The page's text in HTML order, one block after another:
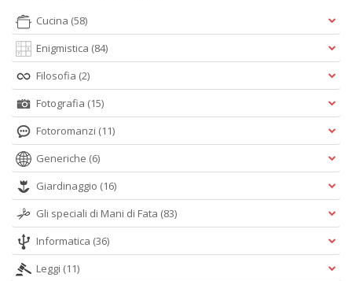
Cucina (58)
Enigmistica (84)
Filosofia (2)
Fotografia (15)
Fotoromanzi (11)
Generiche (6)
Giardinaggio (16)
Gli speciali di Mani di Fata (83)
Informatica (36)
Leggi (11)